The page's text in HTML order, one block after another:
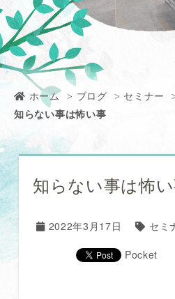
ホーム ブログ
セミナー
知らない事は怖い事
知らない事は怖
2022年3月17日 セミ
Pocket